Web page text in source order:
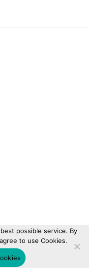
possible service. By
to use Cookies.